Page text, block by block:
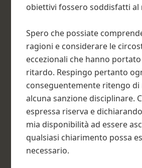
obiettivi fossero soddisfatti al
Spero che possiate
ragioni e considerare le
eccezionali che hanno
ritardo. Respingo pertanto
conseguentemente ritengo
alcuna sanzione disciplinare.
espressa riserva e
mia disponibilità ad essere
qualsiasi chiarimento possa
necessario.